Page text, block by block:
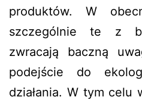
produktów. W
szczególnie te z
zwracają baczną
podejście do
działania. W tym celu